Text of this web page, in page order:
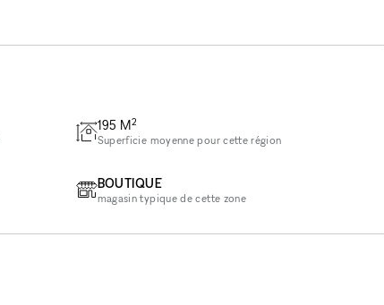
195 M2
Superficie moyenne pour cette région
BOUTIQUE
magasin typique de cette zone